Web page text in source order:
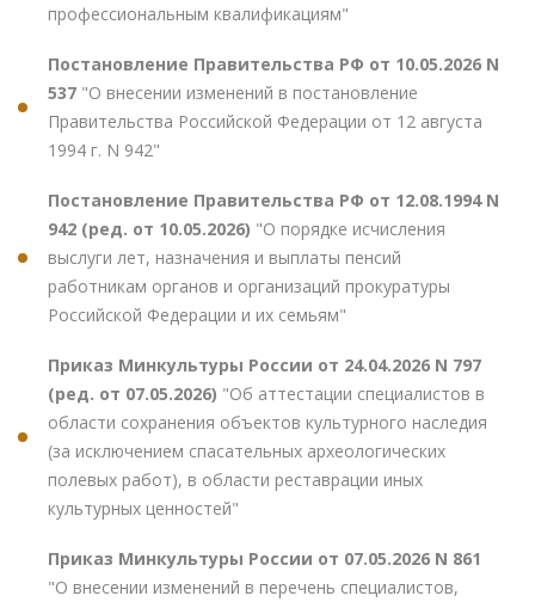
профессиональным квалификациям"
Постановление Правительства РФ от 10.05.2026 N
537 "О внесении изменений в постановление
Правительства Российской Федерации от 12 августа
1994 г. N 942"
Постановление Правительства РФ от 12.08.1994 N
942 (ред. от 10.05.2026) "О порядке исчисления
выслуги лет, назначения и выплаты пенсий
работникам органов и организаций прокуратуры
Российской Федерации и их семьям"
Приказ Минкультуры России от 24.04.2026 N 797
(ред. от 07.05.2026) "Об аттестации специалистов в
области сохранения объектов культурного наследия
(за исключением спасательных археологических
полевых работ), в области реставрации иных
культурных ценностей"
Приказ Минкультуры России от 07.05.2026 N 861
"О внесении изменений в перечень специалистов,